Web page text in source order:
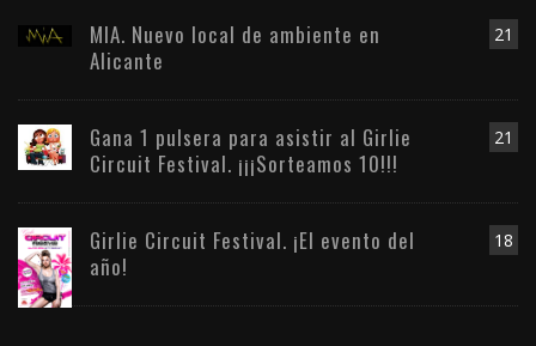
21
MIA. Nuevo local de ambiente en
Alicante
21
Gana 1 pulsera para asistir al Girlie
Circuit Festival. ¡¡¡Sorteamos 10!!!
18
Girlie Circuit Festival. ¡El evento del
año!